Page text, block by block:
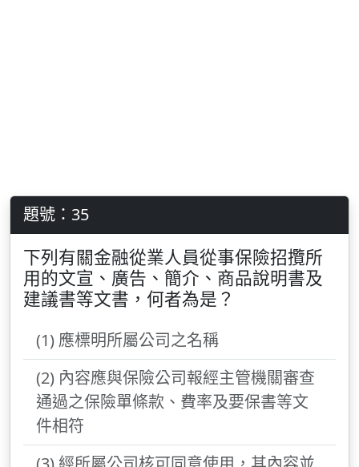
題號：35
下列有關金融從業人員從事保險招攬所
用的文宣、廣告、簡介、商品說明書及
建議書等文書，何者為是？
(1) 應標明所屬公司之名稱
(2) 內容應與保險公司報經主管機關審查
通過之保險單條款、費率及要保書等文
件相符